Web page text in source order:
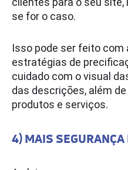
se for o caso.
Isso pode ser feito com
estratégias de
cuidado com o visual
das descrições, além
produtos e serviços.
4) MAIS SEGURANÇA